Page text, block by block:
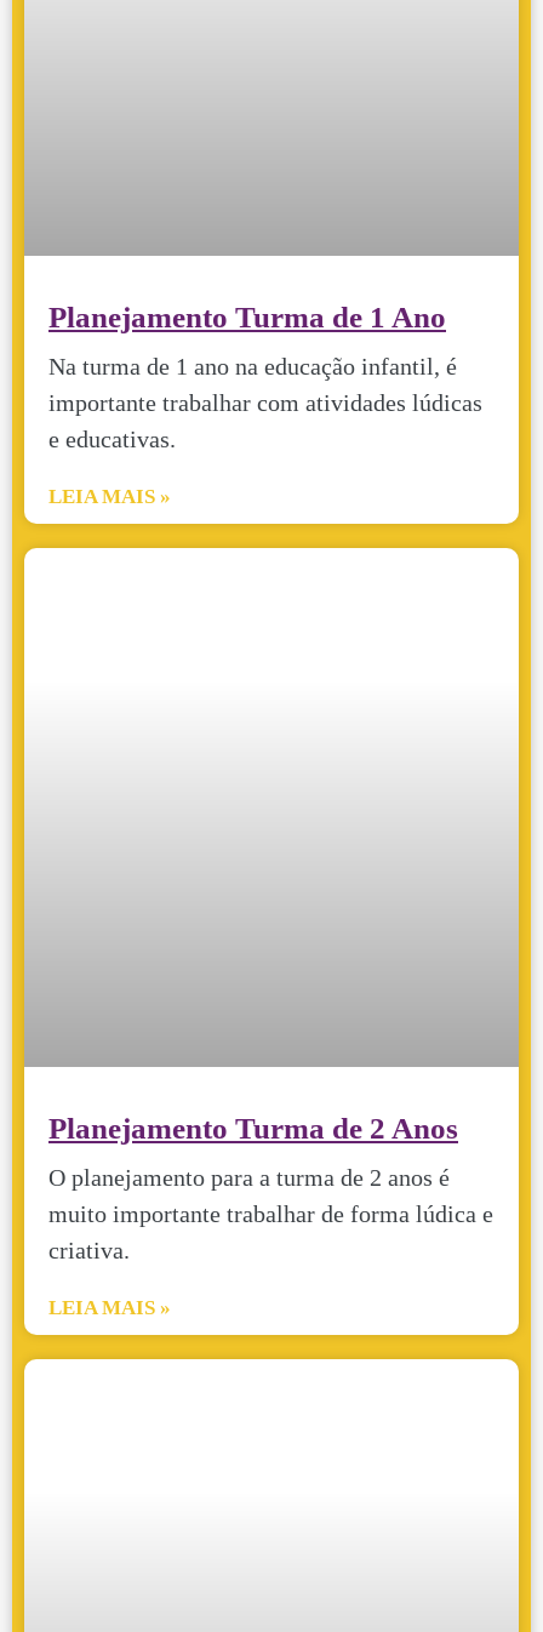
Planejamento Turma de 1 Ano
Na turma de 1 ano na educação infantil, é
importante trabalhar com atividades lúdicas
e educativas.
LEIA MAIS »
Planejamento Turma de 2 Anos
O planejamento para a turma de 2 anos é
muito importante trabalhar de forma lúdica e
criativa.
LEIA MAIS »